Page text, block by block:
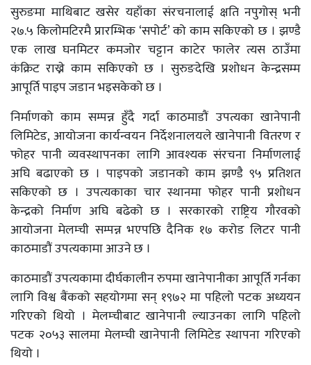
सुरुङमा माथिबाट खसेर यहाँका संरचनालाई क्षति नपुगोस् भनी
२७.५ किलोमटिरमै प्रारम्भिक ‘सपोर्ट’ को काम सकिएको छ । झण्डै
एक लाख घनमिटर कमजोर चट्टान काटेर फालेर त्यस ठाउँमा
कंक्रिट राख्ने काम सकिएको छ । सुरुङदेखि प्रशोधन केन्द्रसम्म
आपूर्ति पाइप जडान भइसकेको छ ।
निर्माणको काम सम्पन्न हुँदै गर्दा काठमाडौं उपत्यका खानेपानी
लिमिटेड, आयोजना कार्यन्वयन निर्देशनालयले खानेपानी वितरण र
फोहर पानी व्यवस्थापनका लागि आवश्यक संरचना निर्माणलाई
अघि बढाएको छ । पाइपको जडानको काम झण्डै ९५ प्रतिशत
सकिएको छ । उपत्यकाका चार स्थानमा फोहर पानी प्रशोधन
केन्द्रको निर्माण अघि बढेको छ । सरकारको राष्ट्रिय गौरवको
आयोजना मेलम्ची सम्पन्न भएपछि दैनिक १७ करोड लिटर पानी
काठमाडौं उपत्यकामा आउने छ ।
काठमाडौं उपत्यकामा दीर्घकालीन रुपमा खानेपानीका आपूर्ति गर्नका
लागि विश्व बैंकको सहयोगमा सन् १९७२ मा पहिलो पटक अध्ययन
गरिएको थियो । मेलम्चीबाट खानेपानी ल्याउनका लागि पहिलो
पटक २०५३ सालमा मेलम्ची खानेपानी लिमिटेड स्थापना गरिएको
थियो ।